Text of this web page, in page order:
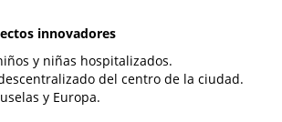
innovadores
y niñas hospitalizados.
del centro de la ciudad.
y Europa.